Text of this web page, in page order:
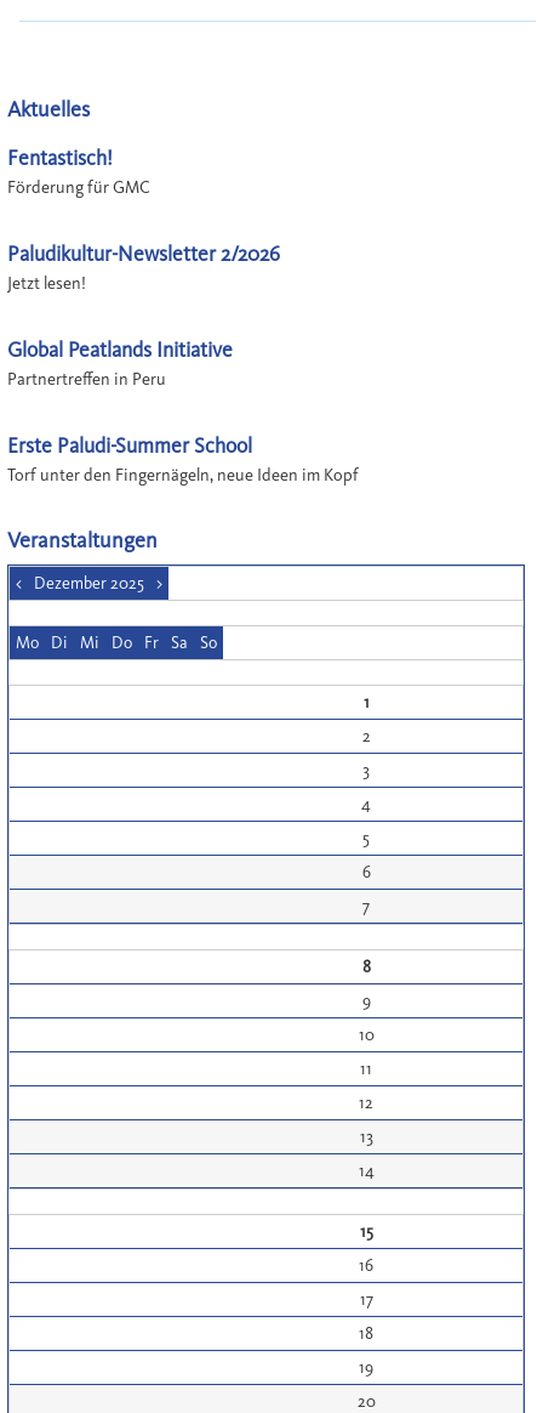
Aktuelles
Fentastisch!
Förderung für GMC
Paludikultur-Newsletter 2/2026
Jetzt lesen!
Global Peatlands Initiative
Partnertreffen in Peru
Erste Paludi-Summer School
Torf unter den Fingernägeln, neue Ideen im Kopf
Veranstaltungen
< Dezember 2025 >
Mo Di Mi Do Fr Sa So
1
2
3
4
5
6
7
8
9
10
11
12
13
14
15
16
17
18
19
20